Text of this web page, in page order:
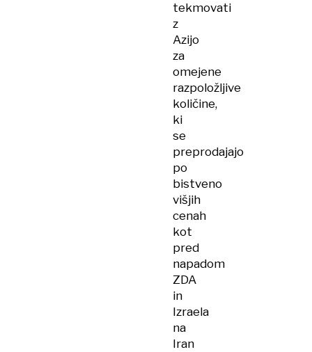
tekmovati
z
Azijo
za
omejene
razpoložljive
količine,
ki
se
preprodajajo
po
bistveno
višjih
cenah
kot
pred
napadom
ZDA
in
Izraela
na
Iran